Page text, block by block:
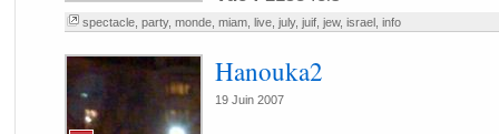
spectacle, party, monde, miam, live, july, juif, jew, israel, info
Hanouka2
19 Juin 2007